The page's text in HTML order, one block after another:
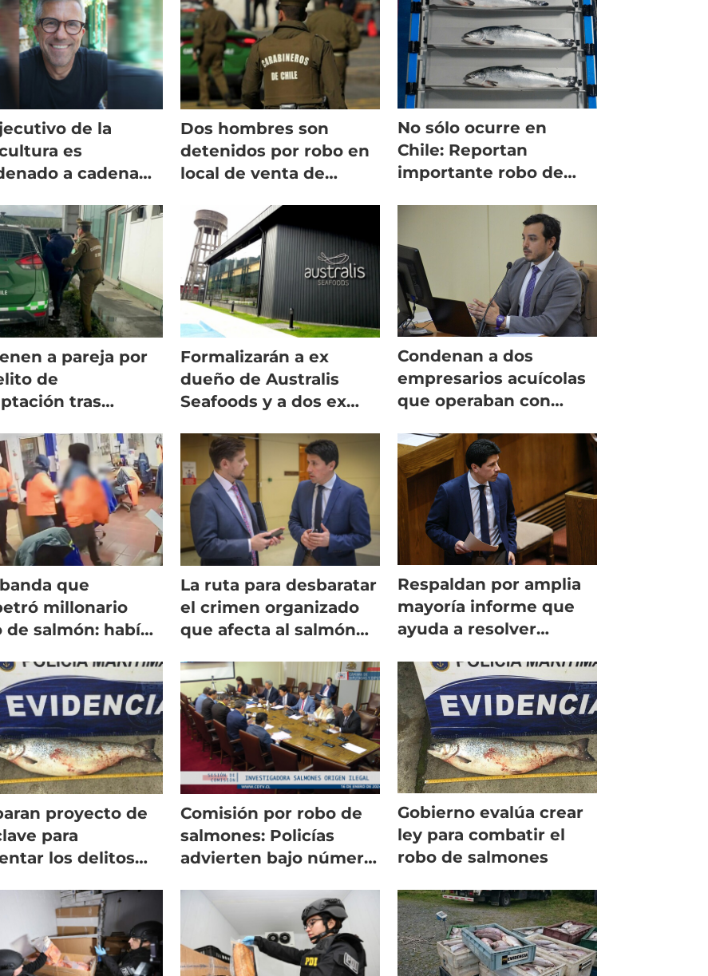
de la
es
a cadena
Dos hombres son
detenidos por robo en
local de venta de
Montt
No sólo ocurre en
Chile: Reportan
importante robo de
a pareja por
de
tras
de salmones
Formalizarán a ex
dueño de Australis
Seafoods y a dos ex
empresa
Condenan a dos
empresarios acuícolas
que operaban con
falsas
que
millonario
de salmón: había
La ruta para desbaratar
el crimen organizado
que afecta al salmón
Respaldan por amplia
mayoría informe que
ayuda a resolver
salmonicultura
proyecto de
para
los delitos
Comisión por robo de
salmones: Policías
advierten bajo número
Gobierno evalúa crear
ley para combatir el
robo de salmones